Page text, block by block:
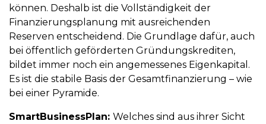
können. Deshalb ist die Vollständigkeit der
Finanzierungsplanung mit ausreichenden
Reserven entscheidend. Die Grundlage dafür, auch
bei öffentlich geförderten Gründungskrediten,
bildet immer noch ein angemessenes Eigenkapital.
Es ist die stabile Basis der Gesamtfinanzierung – wie
bei einer Pyramide.
SmartBusinessPlan: Welches sind aus ihrer Sicht